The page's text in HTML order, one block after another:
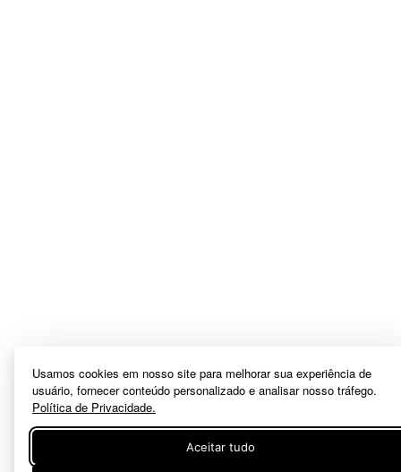
Usamos cookies em nosso site para melhorar sua experiência de
usuário, fornecer conteúdo personalizado e analisar nosso tráfego.
Política de Privacidade.
Aceitar tudo